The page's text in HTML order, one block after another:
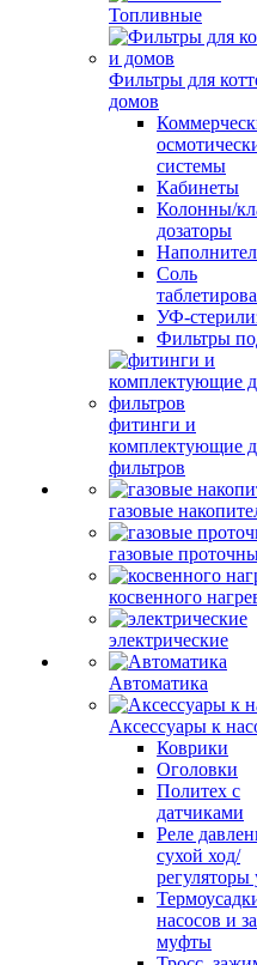
Топливные
Фильтры для
домов
системы
Кабинеты
Колонны/
дозаторы
Соль
УФ-
Фильтры
фитинги и
комплектующие
фильтров
газовые
газовые
косвенного
электрические
Автоматика
Аксессуары к
Коврики
Оголовки
Политех с
датчиками
Реле
сухой ход/
регуляторы
насосов и
муфты